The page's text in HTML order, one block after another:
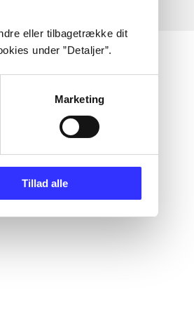
eller tilbagetrække dit
under ”Detaljer”.
Marketing
Tillad alle